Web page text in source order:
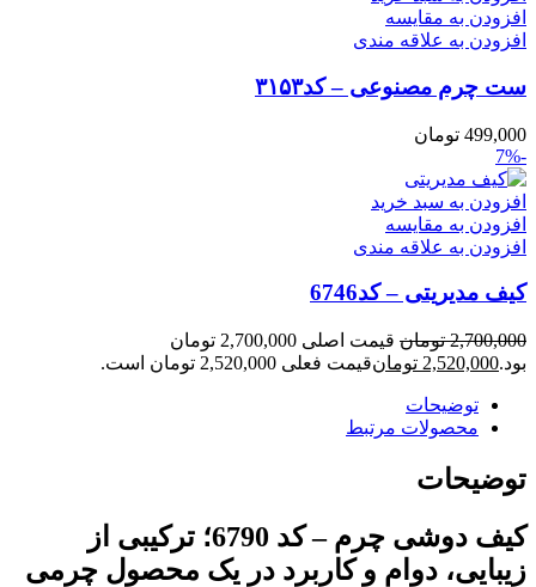
افزودن به مقایسه
افزودن به علاقه مندی
ست چرم مصنوعی – کد۳۱۵۳
499,000 تومان
-7%
افزودن به سبد خرید
افزودن به مقایسه
افزودن به علاقه مندی
کیف مدیریتی – کد6746
2,700,000 تومان
قیمت اصلی 2,700,000 تومان
بود.2,520,000 تومانقیمت فعلی 2,520,000 تومان است.
توضیحات
محصولات مرتبط
توضیحات
کیف دوشی چرم – کد 6790؛ ترکیبی از
زیبایی، دوام و کاربرد در یک محصول چرمی